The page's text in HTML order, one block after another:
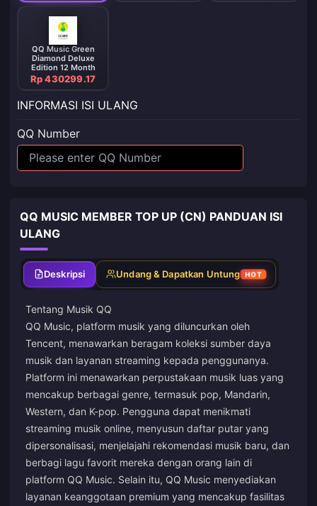
QQ Music Green
Diamond Deluxe
Edition 12 Month
Rp 430299.17
INFORMASI ISI ULANG
QQ Number
QQ MUSIC MEMBER TOP UP (CN) PANDUAN ISI
ULANG
Deskripsi Undang & Dapatkan Untung HOT
Tentang Musik QQ
QQ Music, platform musik yang diluncurkan oleh
Tencent, menawarkan beragam koleksi sumber daya
musik dan layanan streaming kepada penggunanya.
Platform ini menawarkan perpustakaan musik luas yang
mencakup berbagai genre, termasuk pop, Mandarin,
Western, dan K-pop. Pengguna dapat menikmati
streaming musik online, menyusun daftar putar yang
dipersonalisasi, menjelajahi rekomendasi musik baru, dan
berbagi lagu favorit mereka dengan orang lain di
platform QQ Music. Selain itu, QQ Music menyediakan
layanan keanggotaan premium yang mencakup fasilitas